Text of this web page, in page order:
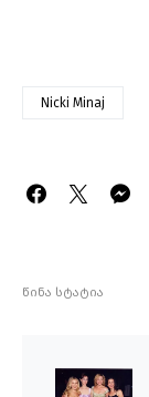
Nicki Minaj
წინა სტატია